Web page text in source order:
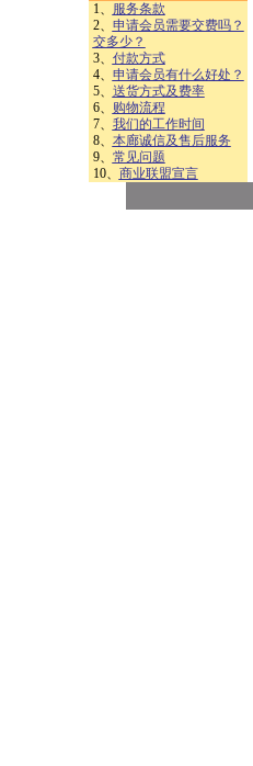
1、
服务条款
2、 申请会员需要交费吗？
交多少？
3、 付款方式
4、 申请会员有什么好处？
5、 送货方式及费率
6、
购物流程
7、 我们的工作时间
8、 本廊诚信及售后服务
9、 常见问题
10、 商业联盟宣言